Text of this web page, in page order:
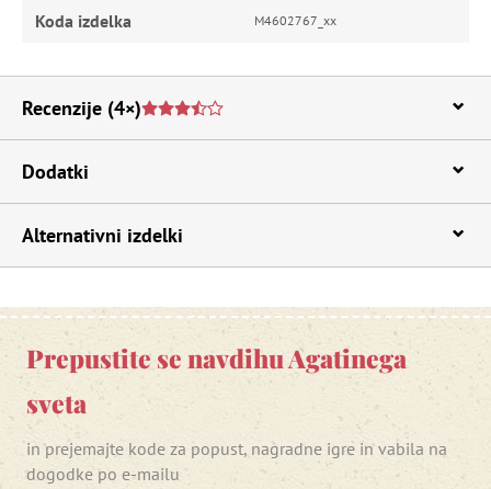
Koda izdelka M4602767_xx
Recenzije (4×)
Dodatki
Alternativni izdelki
Prepustite se navdihu Agatinega
sveta
in prejemajte kode za popust, nagradne igre in vabila na
dogodke po e-mailu